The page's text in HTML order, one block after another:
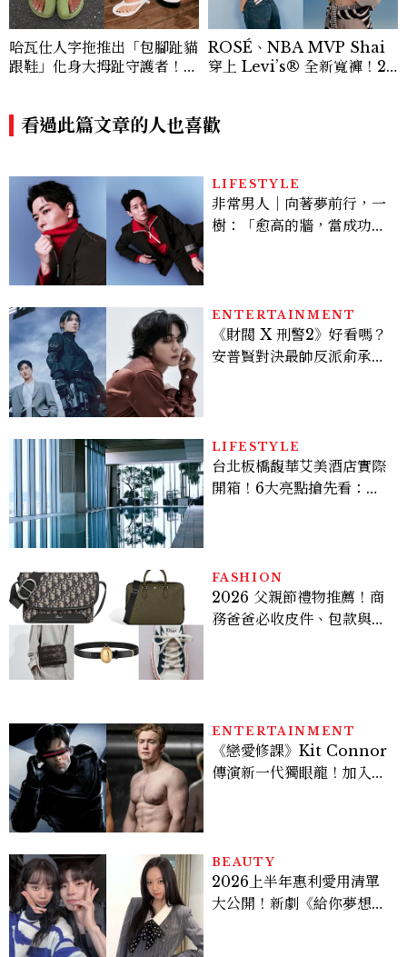
哈瓦仕人字拖推出「包腳趾貓
跟鞋」化身大拇趾守護者！從
ROSÉ、NBA MVP Shai
穿上 Levi’s® 全新寬褲！20
看過此篇文章的人也喜歡
LIFESTYLE
非常男人｜向著夢前行，一
樹：「愈高的牆，當成功爬
ENTERTAINMENT
《財閥 X 刑警2》好看嗎？
安普賢對決最帥反派俞承
多大？
LIFESTYLE
台北板橋馥華艾美酒店實際
開箱！6大亮點搶先看：新
FASHION
2026 父親節禮物推薦！商
務爸爸必收皮件、包款與鞋
ENTERTAINMENT
《戀愛修課》Kit Connor
傳演新一代獨眼龍！加入新
BEAUTY
2026上半年惠利愛用清單
大公開！新劇《給你夢想》